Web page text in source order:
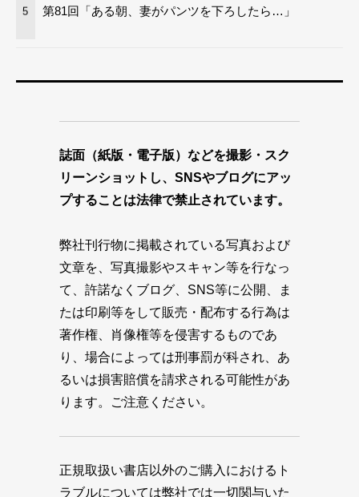
5 第81回「ある朝、妻がパンツを下ろしたら…」
誌面（紙版・電子版）などを撮影・スク
リーンショットし、SNSやブログにアッ
プすることは法律で禁止されています。
弊社刊行物に掲載されている写真および
文章を、写真撮影やスキャン等を行なっ
て、許諾なくブログ、SNS等に公開、ま
たは印刷等をして販売・配布する行為は
著作権、肖像権等を侵害するものであ
り、場合によっては刑事罰が科され、あ
るいは損害賠償を請求される可能性があ
ります。ご注意ください。
正規取扱い書店以外のご購入におけるト
ラブルについては弊社では一切関与いた